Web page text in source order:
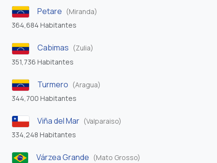
Petare (Miranda)
364,684 Habitantes
Cabimas (Zulia)
351,736 Habitantes
Turmero (Aragua)
344,700 Habitantes
Viña del Mar (Valparaiso)
334,248 Habitantes
Várzea Grande (Mato Grosso)